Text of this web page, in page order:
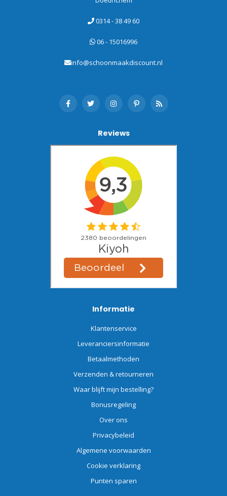
0314 - 38 49 60
06 - 15016996
info@schoonmaakdiscount.nl
Reviews
Informatie
Klantenservice
Leveranciersinformatie
Betaalmethoden
Verzenden & retourneren
Waar blijft mijn bestelling?
Bonusregeling
Over ons
Privacybeleid
Algemene voorwaarden
Cookie verklaring
Punten sparen